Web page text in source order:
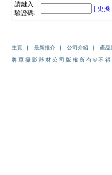
請鍵入
驗證碼:
[ 更
主頁 | 最新推介 | 公司介紹 | 產品
將 軍 攝 影 器 材 公 司 版 權 所 有 © 不 得